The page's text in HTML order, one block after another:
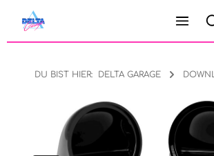
Zum Hauptinhalt springen
DU BIST HIER: DELTA GARAGE